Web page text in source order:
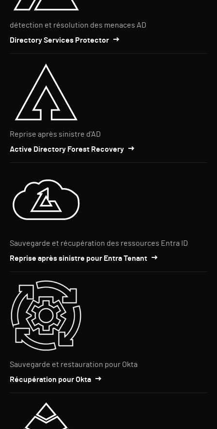
détection et résolution des menaces AD
Directory Services Protector
Reprise après sinistre d'AD
Active Directory Forest Recovery
Sauvegarde et récupération des ressources Entra ID
Reprise après sinistre pour Entra Tenant
Sauvegarde et restauration pour Okta
Récupération pour Okta